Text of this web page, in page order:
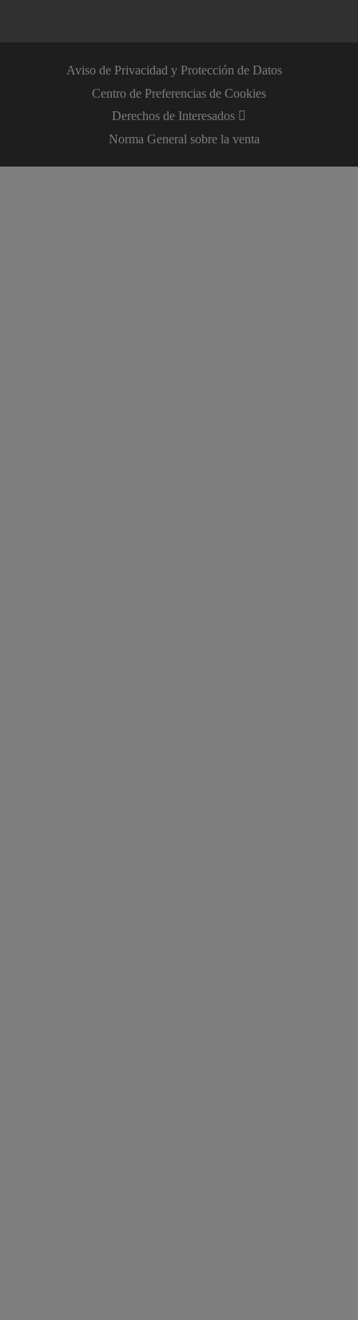
Aviso de Privacidad y Protección de Datos
Centro de Preferencias de Cookies
Derechos de Interesados
Norma General sobre la venta